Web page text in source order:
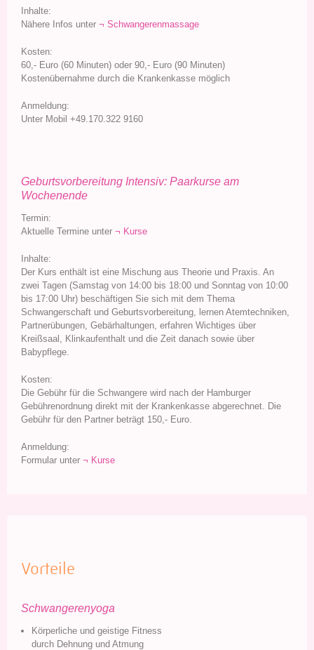
Inhalte:
Nähere Infos unter ¬ Schwangerenmassage
Kosten:
60,- Euro (60 Minuten) oder 90,- Euro (90 Minuten)
Kostenübernahme durch die Krankenkasse möglich
Anmeldung:
Unter Mobil +49.170.322 9160
Geburtsvorbereitung Intensiv: Paarkurse am
Wochenende
Termin:
Aktuelle Termine unter ¬ Kurse
Inhalte:
Der Kurs enthält ist eine Mischung aus Theorie und Praxis. An
zwei Tagen (Samstag von 14:00 bis 18:00 und Sonntag von 10:00
bis 17:00 Uhr) beschäftigen Sie sich mit dem Thema
Schwangerschaft und Geburtsvorbereitung, lernen Atemtechniken,
Partnerübungen, Gebärhaltungen, erfahren Wichtiges über
Kreißsaal, Klinkaufenthalt und die Zeit danach sowie über
Babypflege.
Kosten:
Die Gebühr für die Schwangere wird nach der Hamburger
Gebührenordnung direkt mit der Krankenkasse abgerechnet. Die
Gebühr für den Partner beträgt 150,- Euro.
Anmeldung:
Formular unter ¬ Kurse
Vorteile
Schwangerenyoga
Körperliche und geistige Fitness
durch Dehnung und Atmung